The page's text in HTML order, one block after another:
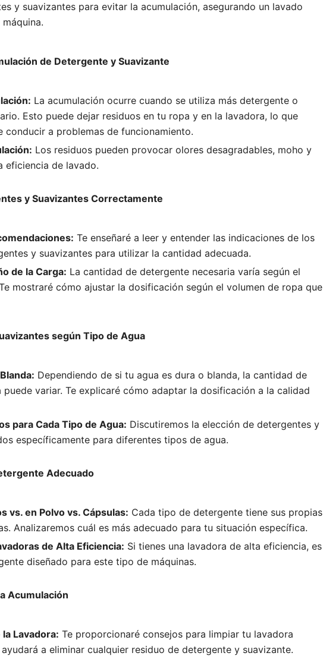
y suavizantes para evitar la acumulación, asegurando un lavado
de Detergente y Suavizante
La acumulación ocurre cuando se utiliza más detergente o
Esto puede dejar residuos en tu ropa y en la lavadora, lo que
conducir a problemas de funcionamiento.
Los residuos pueden provocar olores desagradables, moho y
eficiencia de lavado.
y Suavizantes Correctamente
Te enseñaré a leer y entender las indicaciones de los
y suavizantes para utilizar la cantidad adecuada.
de la Carga: La cantidad de detergente necesaria varía según el
mostraré cómo ajustar la dosificación según el volumen de ropa que
según Tipo de Agua
Dependiendo de si tu agua es dura o blanda, la cantidad de
puede variar. Te explicaré cómo adaptar la dosificación a la calidad
para Cada Tipo de Agua: Discutiremos la elección de detergentes y
específicamente para diferentes tipos de agua.
Adecuado
vs. en Polvo vs. Cápsulas: Cada tipo de detergente tiene sus propias
Analizaremos cuál es más adecuado para tu situación específica.
de Alta Eficiencia: Si tienes una lavadora de alta eficiencia, es
diseñado para este tipo de máquinas.
Acumulación
Lavadora: Te proporcionaré consejos para limpiar tu lavadora
a eliminar cualquier residuo de detergente y suavizante.